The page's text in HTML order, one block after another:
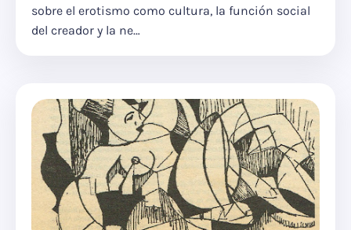
sobre el erotismo como cultura, la función social
del creador y la ne…